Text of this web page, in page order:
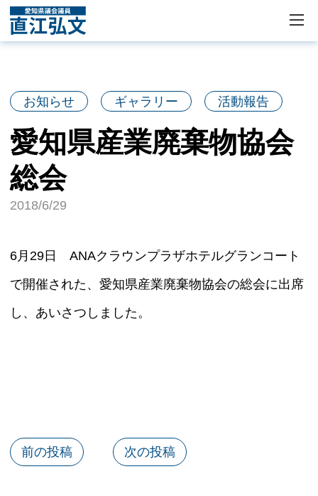
お知らせ ギャラリー 活動報告
愛知県産業廃棄物協会
総会
2018/6/29
6月29日 ANAクラウンプラザホテルグランコート
で開催された、愛知県産業廃棄物協会の総会に出席
し、あいさつしました。
前の投稿 次の投稿